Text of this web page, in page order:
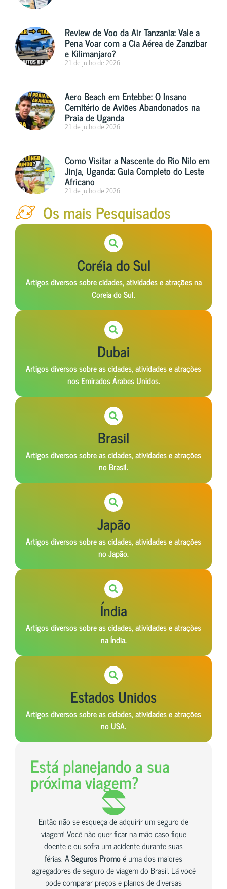
Review de Voo da Air Tanzania: Vale a
Pena Voar com a Cia Aérea de Zanzibar
e Kilimanjaro?
21 de julho de 2026
Aero Beach em Entebbe: O Insano
Cemitério de Aviões Abandonados na
Praia de Uganda
21 de julho de 2026
Como Visitar a Nascente do Rio Nilo em
Jinja, Uganda: Guia Completo do Leste
Africano
21 de julho de 2026
Os mais Pesquisados
Coréia do Sul
Artigos diversos sobre cidades, atividades e atrações na
Coreia do Sul.
Dubai
Artigos diversos sobre as cidades, atividades e atrações
nos Emirados Árabes Unidos.
Brasil
Artigos diversos sobre as cidades, atividades e atrações
no Brasil.
Japão
Artigos diversos sobre as cidades, atividades e atrações
no Japão.
Índia
Artigos diversos sobre as cidades, atividades e atrações
na Índia.
Estados Unidos
Artigos diversos sobre as cidades, atividades e atrações
no USA.
Está planejando a sua
próxima viagem?
Então não se esqueça de adquirir um seguro de
viagem! Você não quer ficar na mão caso fique
doente e ou sofra um acidente durante suas
férias. ASeguros Promoé uma dos maiores
agregadores de seguro de viagem do Brasil. Lá você
pode comparar preços e planos de diversas